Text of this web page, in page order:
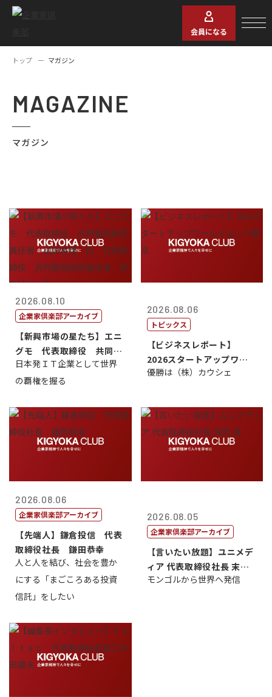
会員になる
トップ マガジン
MAGAZINE
マガジン
2026.08.10
企業家倶楽部アーカイブ
【新興市場の星たち】エニ
グモ 代表取締役 共同最
高経営責任者...
日本発ＩＴ企業として世界
の覇権を握る
2026.08.06
トピックス
【ビジネスレポート】
2026スタートアップワー
ルドカップ東京
優勝は（株）カウシェ
2026.08.06
企業家倶楽部アーカイブ
【先端人】鎌倉投信 代表
取締役社長 鎌田恭幸
人と人を結び、社会を豊か
にする「まごころある投資
信託」をしたい
2026.08.05
企業家倶楽部アーカイブ
【言いたい放題】ユニメデ
ィア 代表取締役社長 末田
真
モンゴルから世界へ発信